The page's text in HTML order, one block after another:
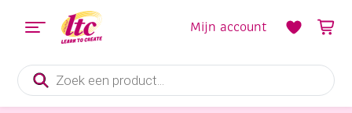
Producten
zoeken
Mijn account